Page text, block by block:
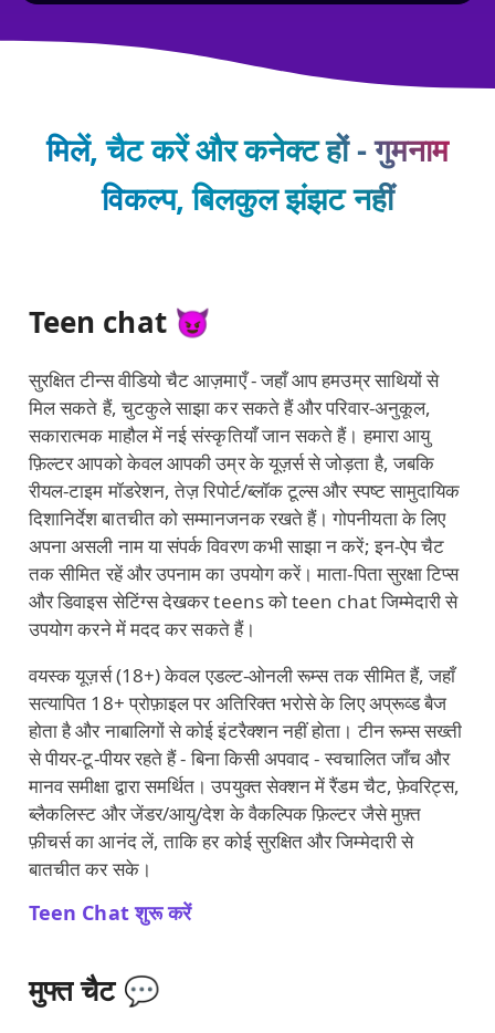
मिलें, चैट करें और कनेक्ट हों - गुमनाम
विकल्प, बिलकुल झंझट नहीं
Teen chat 😈
सुरक्षित टीन्स वीडियो चैट आज़माएँ - जहाँ आप हमउम्र साथियों से
मिल सकते हैं, चुटकुले साझा कर सकते हैं और परिवार‑अनुकूल,
सकारात्मक माहौल में नई संस्कृतियाँ जान सकते हैं। हमारा आयु
फ़िल्टर आपको केवल आपकी उम्र के यूज़र्स से जोड़ता है, जबकि
रीयल‑टाइम मॉडरेशन, तेज़ रिपोर्ट/ब्लॉक टूल्स और स्पष्ट सामुदायिक
दिशानिर्देश बातचीत को सम्मानजनक रखते हैं। गोपनीयता के लिए
अपना असली नाम या संपर्क विवरण कभी साझा न करें; इन‑ऐप चैट
तक सीमित रहें और उपनाम का उपयोग करें। माता‑पिता सुरक्षा टिप्स
और डिवाइस सेटिंग्स देखकर teens को teen chat जिम्मेदारी से
उपयोग करने में मदद कर सकते हैं।
वयस्क यूज़र्स (18+) केवल एडल्ट‑ओनली रूम्स तक सीमित हैं, जहाँ
सत्यापित 18+ प्रोफ़ाइल पर अतिरिक्त भरोसे के लिए अप्रूव्ड बैज
होता है और नाबालिगों से कोई इंटरैक्शन नहीं होता। टीन रूम्स सख्ती
से पीयर‑टू‑पीयर रहते हैं - बिना किसी अपवाद - स्वचालित जाँच और
मानव समीक्षा द्वारा समर्थित। उपयुक्त सेक्शन में रैंडम चैट, फ़ेवरिट्स,
ब्लैकलिस्ट और जेंडर/आयु/देश के वैकल्पिक फ़िल्टर जैसे मुफ़्त
फ़ीचर्स का आनंद लें, ताकि हर कोई सुरक्षित और जिम्मेदारी से
बातचीत कर सके।
Teen Chat शुरू करें
मुफ्त चैट 💬